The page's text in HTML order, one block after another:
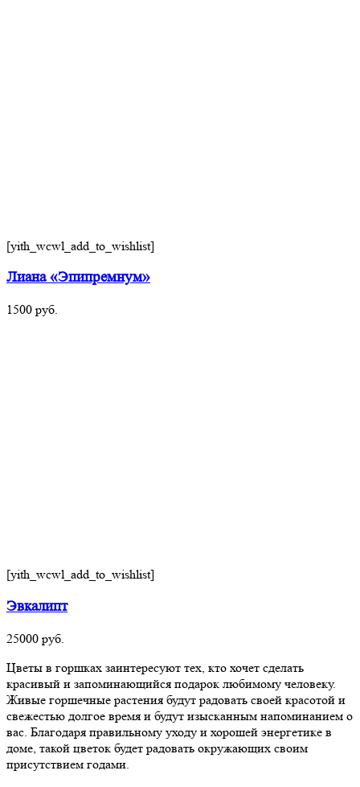
[yith_wcwl_add_to_wishlist]
Лиана «Эпипремнум»
1500 руб.
[yith_wcwl_add_to_wishlist]
Эвкалипт
25000 руб.
Цветы в горшках заинтересуют тех, кто хочет сделать
красивый и запоминающийся подарок любимому человеку.
Живые горшечные растения будут радовать своей красотой и
свежестью долгое время и будут изысканным напоминанием о
вас. Благодаря правильному уходу и хорошей энергетике в
доме, такой цветок будет радовать окружающих своим
присутствием годами.